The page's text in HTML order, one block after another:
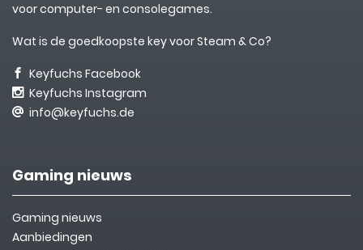
voor computer- en consolegames.
Wat is de goedkoopste key voor Steam & Co?
Keyfuchs Facebook
Keyfuchs Instagram
info@keyfuchs.de
Gaming nieuws
Gaming nieuws
Aanbiedingen